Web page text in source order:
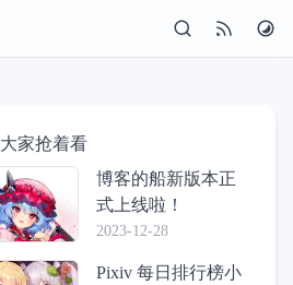
大家抢着看
博客的船新版本正
式上线啦！
2023-12-28
Pixiv 每日排行榜小